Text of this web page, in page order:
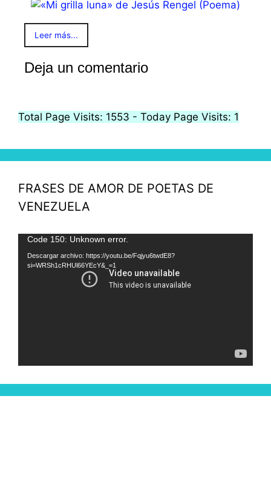
Leer más...
Deja un comentario
Total Page Visits: 1553 - Today Page Visits: 1
FRASES DE AMOR DE POETAS DE
VENEZUELA
Reproductor
de
vídeo
Code 150: Unknown error.
Descargar archivo: https://youtu.be/Fqjyu6twdE8?
si=WRSh1cRHUl66YEcY&_=1